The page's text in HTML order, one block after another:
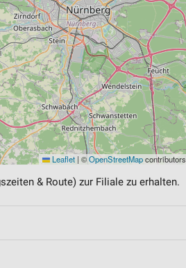
Leaflet | ©OpenStreetMapcontributors
& Route) zur Filiale zu erhalten.